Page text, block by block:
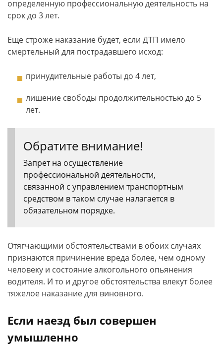
определенную профессиональную деятельность на
срок до 3 лет.
Еще строже наказание будет, если ДТП имело
смертельный для пострадавшего исход:
принудительные работы до 4 лет,
лишение свободы продолжительностью до 5
лет.
Обратите внимание!
Запрет на осуществление
профессиональной деятельности,
связанной с управлением транспортным
средством в таком случае налагается в
обязательном порядке.
Отягчающими обстоятельствами в обоих случаях
признаются причинение вреда более, чем одному
человеку и состояние алкогольного опьянения
водителя. И то и другое обстоятельства влекут более
тяжелое наказание для виновного.
Если наезд был совершен
умышленно